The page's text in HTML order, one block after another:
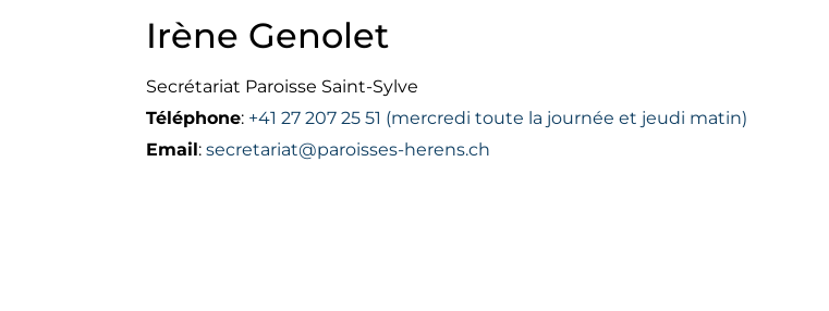
Irène Genolet
Secrétariat Paroisse Saint-Sylve
Téléphone: +41 27 207 25 51 (mercredi toute la journée et jeudi matin)
Email: secretariat@paroisses-herens.ch